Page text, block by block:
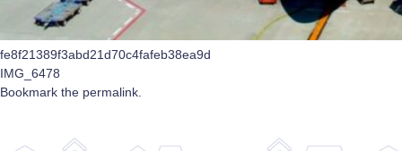
fe8f21389f3abd21d70c4fafeb38ea9d
IMG_6478
Bookmark the permalink